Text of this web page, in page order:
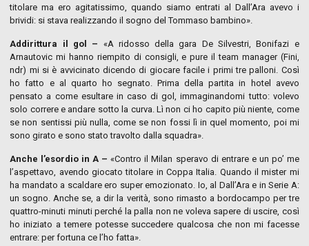
titolare ma ero agitatissimo, quando siamo entrati al Dall’Ara avevo i
brividi: si stava realizzando il sogno del Tommaso bambino».
Addirittura il gol – «A ridosso della gara De Silvestri, Bonifazi e
Arnautovic mi hanno riempito di consigli, e pure il team manager (Fini,
ndr) mi si è avvicinato dicendo di giocare facile i primi tre palloni. Così
ho fatto e al quarto ho segnato. Prima della partita in hotel avevo
pensato a come esultare in caso di gol, immaginandomi tutto: volevo
solo correre e andare sotto la curva. Lì non ci ho capito più niente, come
se non sentissi più nulla, come se non fossi lì in quel momento, poi mi
sono girato e sono stato travolto dalla squadra».
Anche l’esordio in A – «Contro il Milan speravo di entrare e un po’ me
l’aspettavo, avendo giocato titolare in Coppa Italia. Quando il mister mi
ha mandato a scaldare ero super emozionato. Io, al Dall’Ara e in Serie A:
un sogno. Anche se, a dir la verità, sono rimasto a bordocampo per tre
quattro-minuti minuti perché la palla non ne voleva sapere di uscire, così
ho iniziato a temere potesse succedere qualcosa che non mi facesse
entrare: per fortuna ce l’ho fatta».